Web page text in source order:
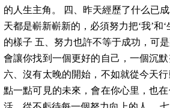
的人生主角。 四、昨天經歷了什么已
天都是嶄新嶄新的，必須努力把‘我’和
的樣子 五、努力也許不等于成功，可
會讓你找到一個更好的自己，一個沉默
六、沒有太晚的開始，不如就從今天
點一點可見的未來，會在你心里，也